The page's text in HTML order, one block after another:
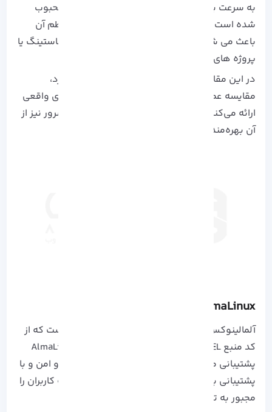
به سرعت بین توسعه‌ دهندگان و مدیران سرور محبوب
شده است.
پایداری، امنیت و به‌ روزرسانی‌ های منظم آن
باعث می‌ شود بتوانید با خیال راحت، وب‌ سایت، هاستینگ یا
پروژه‌ های شخصی خود را روی آن اجرا کنید.
در این مقاله علاوه بر راهنمای نصب، تحلیل عملکرد،
مقایسه عملی با سایر توزیع‌ ها و نکات بهینه‌ سازی واقعی
ارائه می‌کنیم، به طوری که حتی مدیران با تجربه سرور نیز از
آن بهره‌مند شوند.
AlmaLinux چیست و چرا مهم است؟
آلمالینوکس یک سیستم‌ عامل متن‌ باز و رایگان است که از
کد منبع RHEL ساخته شده و توسط بنیاد AlmaLinux OS
پشتیبانی می‌شود.
هدف آن ارائه جایگزینی پایدار و امن و با
پشتیبانی بلند مدت برای CentOS است، بدون آنکه کاربران را
مجبور به تغییر اکوسیستم یا ابزارهای خود کند.